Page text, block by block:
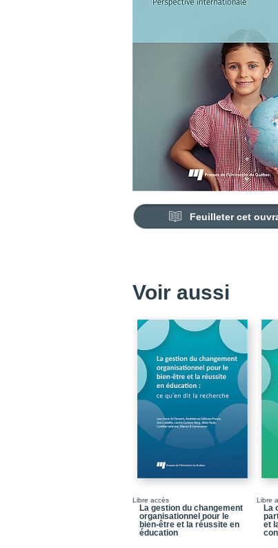
Feuilleter cet
Voir aussi
Libre accès
La gestion du changement
organisationnel pour le
bien-être et la réussite en
éducation
Libre
La
et